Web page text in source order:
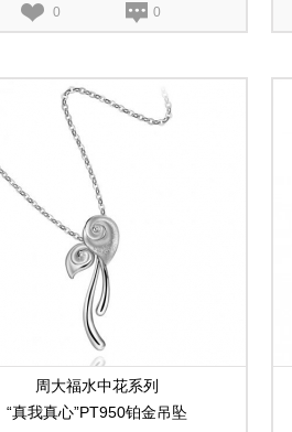
0 0
周大福水中花系列
“真我真心”PT950铂金吊坠